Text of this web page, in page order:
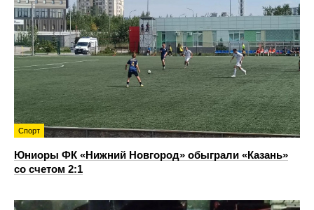
Спорт
Юниоры ФК «Нижний Новгород» обыграли «Казань»
со счетом 2:1